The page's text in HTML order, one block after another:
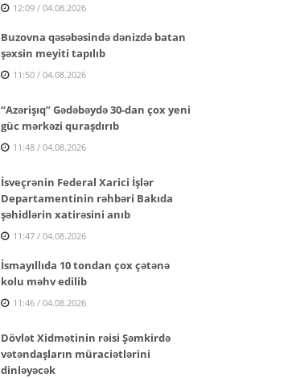
12:09 / 04.08.2026
Buzovna qəsəbəsində dənizdə batan
şəxsin meyiti tapılıb
11:50 / 04.08.2026
“Azərişıq” Gədəbəydə 30-dan çox yeni
güc mərkəzi quraşdırıb
11:48 / 04.08.2026
İsveçrənin Federal Xarici İşlər
Departamentinin rəhbəri Bakıda
şəhidlərin xatirəsini anıb
11:47 / 04.08.2026
İsmayıllıda 10 tondan çox çətənə
kolu məhv edilib
11:46 / 04.08.2026
Dövlət Xidmətinin rəisi Şəmkirdə
vətəndaşların müraciətlərini
dinləyəcək